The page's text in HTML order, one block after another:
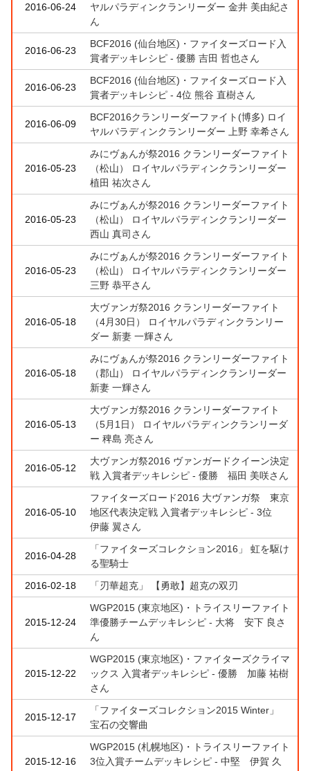
2016-06-24
ヤルパラディンクランリーダー 金井 美由紀さ
ん
2016-06-23
BCF2016 (仙台地区)・ファイターズロード入
賞者デッキレシピ - 優勝 吉田 哲也さん
2016-06-23
BCF2016 (仙台地区)・ファイターズロード入
賞者デッキレシピ - 4位 熊谷 直樹さん
2016-06-09
BCF2016クランリーダーファイト(博多) ロイ
ヤルパラディンクランリーダー 上野 幸希さん
2016-05-23
みにヴぁんが祭2016 クランリーダーファイト
（松山） ロイヤルパラディンクランリーダー
植田 祐次さん
2016-05-23
みにヴぁんが祭2016 クランリーダーファイト
（松山） ロイヤルパラディンクランリーダー
西山 真司さん
2016-05-23
みにヴぁんが祭2016 クランリーダーファイト
（松山） ロイヤルパラディンクランリーダー
三野 恭平さん
2016-05-18
大ヴァンガ祭2016 クランリーダーファイト
（4月30日） ロイヤルパラディンクランリー
ダー 新妻 一輝さん
2016-05-18
みにヴぁんが祭2016 クランリーダーファイト
（郡山） ロイヤルパラディンクランリーダー
新妻 一輝さん
2016-05-13
大ヴァンガ祭2016 クランリーダーファイト
（5月1日） ロイヤルパラディンクランリーダ
ー 稗島 亮さん
2016-05-12
大ヴァンガ祭2016 ヴァンガードクイーン決定
戦 入賞者デッキレシピ - 優勝 福田 美咲さん
2016-05-10
ファイターズロード2016 大ヴァンガ祭 東京
地区代表決定戦 入賞者デッキレシピ - 3位
伊藤 翼さん
2016-04-28
「ファイターズコレクション2016」 虹を駆け
る聖騎士
2016-02-18
「刃華超克」 【勇敢】超克の双刃
2015-12-24
WGP2015 (東京地区)・トライスリーファイト
準優勝チームデッキレシピ - 大将 安下 良さ
ん
2015-12-22
WGP2015 (東京地区)・ファイターズクライマ
ックス 入賞者デッキレシピ - 優勝 加藤 祐樹
さん
2015-12-17
「ファイターズコレクション2015 Winter」
宝石の交響曲
2015-12-16
WGP2015 (札幌地区)・トライスリーファイト
3位入賞チームデッキレシピ - 中堅 伊賀 久